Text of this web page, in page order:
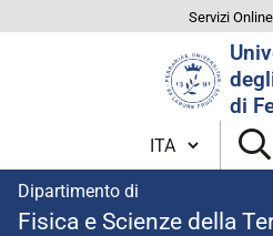
Servizi Online
di
Cambia lingua
Dipartimento di
Fisica e Scienze della